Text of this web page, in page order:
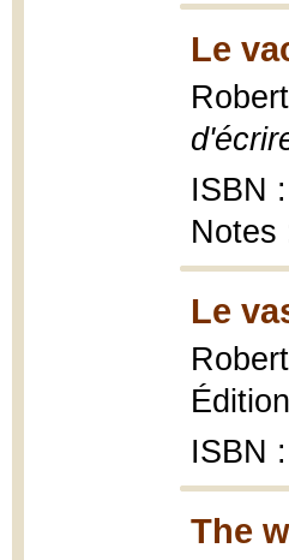
Le
ISBN
Notes
Le
ISBN
The